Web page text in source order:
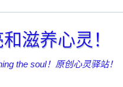
滋养心灵！
the soul！原创心灵驿站！